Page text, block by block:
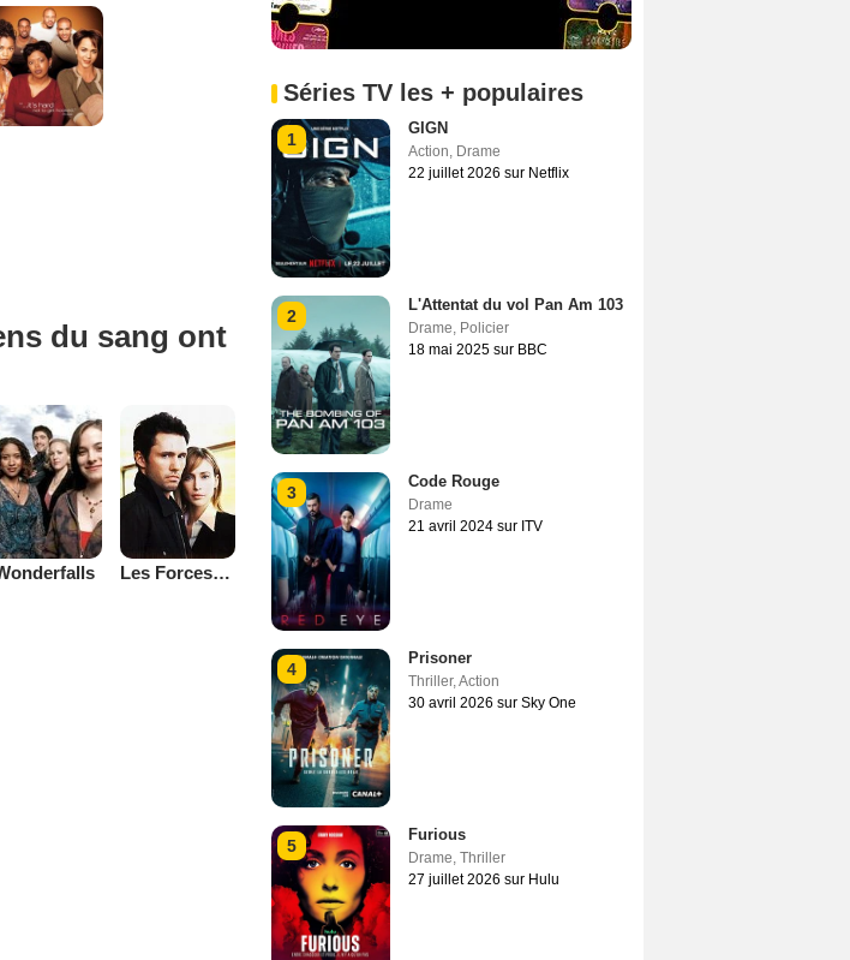
du sang ont
Les Forces du Mal
Séries TV les + populaires
1
GIGN
Action, Drame
22 juillet 2026 sur Netflix
2
L'Attentat du vol Pan Am 103
Drame, Policier
18 mai 2025 sur BBC
3
Code Rouge
Drame
21 avril 2024 sur ITV
4
Prisoner
Thriller,Action
30 avril 2026 sur Sky One
5
Furious
Drame, Thriller
27 juillet 2026 sur Hulu